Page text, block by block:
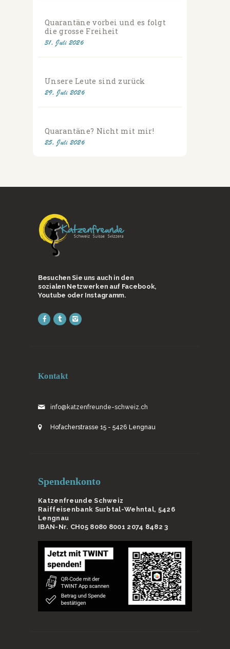
Quarantäne vorbei und es folgt
die grosse Freiheit
31. Juli 2026
Unsere Leute sind zurück
29. Juli 2026
Quarantäne? Nicht mit mir!
25. Juli 2026
Besuchen Sie uns auch in den
sozialen Netzwerken auf Facebook,
Youtube oder Instagramm.
Kontakt
info@katzenfreunde-schweiz.ch
Hofacherstrasse 15 - 5426 Lengnau
Spendenkonto
Katzenfreunde Schweiz
Raiffeisenbank Surbtal-Wehntal, 5426
Lengnau
IBAN-Nr. CH05 8080 8001 2074 8482 3